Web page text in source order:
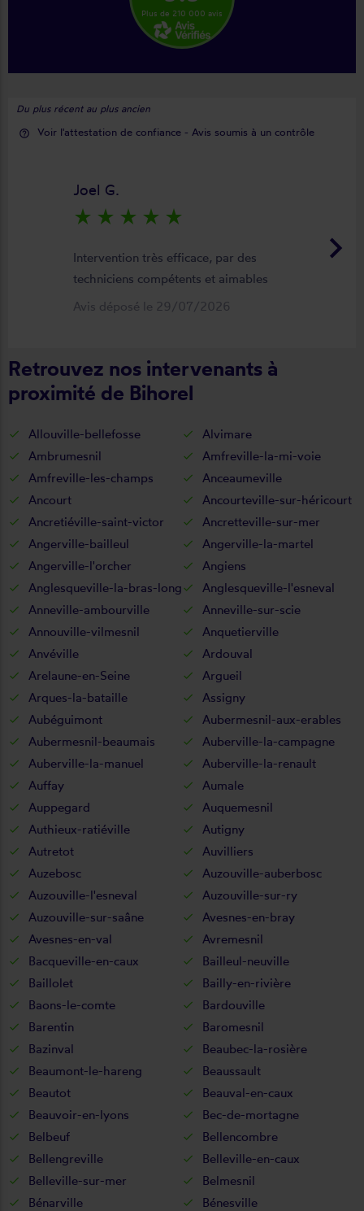
Plus de 210 000 avis
Du plus récent au plus ancien
help_outline Voir l'attestation de confiance - Avis soumis à un contrôle
keyboard_arrow_right
Joel G.
star_rate star_rate star_rate star_rate star_rate
Intervention très efficace, par des
techniciens compétents et aimables
Avis déposé le 29/07/2026
Retrouvez nos intervenants à
proximité de Bihorel
Allouville-bellefosse
Alvimare
Ambrumesnil
Amfreville-la-mi-voie
Amfreville-les-champs
Anceaumeville
Ancourt
Ancourteville-sur-héricourt
Ancretiéville-saint-victor
Ancretteville-sur-mer
Angerville-bailleul
Angerville-la-martel
Angerville-l'orcher
Angiens
Anglesqueville-la-bras-long
Anglesqueville-l'esneval
Anneville-ambourville
Anneville-sur-scie
Annouville-vilmesnil
Anquetierville
Anvéville
Ardouval
Arelaune-en-Seine
Argueil
Arques-la-bataille
Assigny
Aubéguimont
Aubermesnil-aux-erables
Aubermesnil-beaumais
Auberville-la-campagne
Auberville-la-manuel
Auberville-la-renault
Auffay
Aumale
Auppegard
Auquemesnil
Authieux-ratiéville
Autigny
Autretot
Auvilliers
Auzebosc
Auzouville-auberbosc
Auzouville-l'esneval
Auzouville-sur-ry
Auzouville-sur-saâne
Avesnes-en-bray
Avesnes-en-val
Avremesnil
Bacqueville-en-caux
Bailleul-neuville
Baillolet
Bailly-en-rivière
Baons-le-comte
Bardouville
Barentin
Baromesnil
Bazinval
Beaubec-la-rosière
Beaumont-le-hareng
Beaussault
Beautot
Beauval-en-caux
Beauvoir-en-lyons
Bec-de-mortagne
Belbeuf
Bellencombre
Bellengreville
Belleville-en-caux
Belleville-sur-mer
Belmesnil
Bénarville
Bénesville